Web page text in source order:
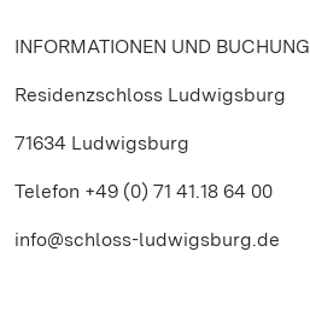
INFORMATIONEN UND BUCHUNG
Residenzschloss Ludwigsburg
71634 Ludwigsburg
Telefon +49 (0) 71 41.18 64 00
info@schloss-ludwigsburg.de